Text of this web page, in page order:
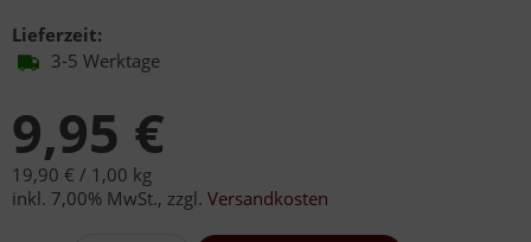
Lieferzeit:
3-5 Werktage
9,95 €
19,90 € / 1,00 kg
inkl. 7,00% MwSt., zzgl. Versandkosten